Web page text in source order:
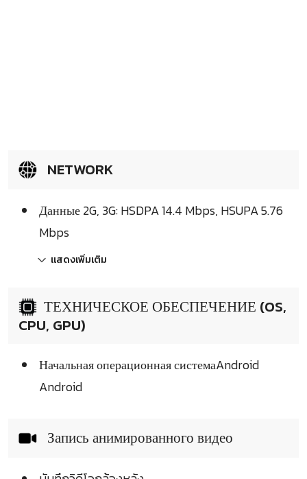
NETWORK
Данные 2G, 3G: HSDPA 14.4 Mbps, HSUPA 5.76
Mbps
แสดงเพิ่มเติม
ТЕХНИЧЕСКОЕ ОБЕСПЕЧЕНИЕ (OS,
CPU, GPU)
Начальная операционная системаAndroid
Android
Запись анимированного видео